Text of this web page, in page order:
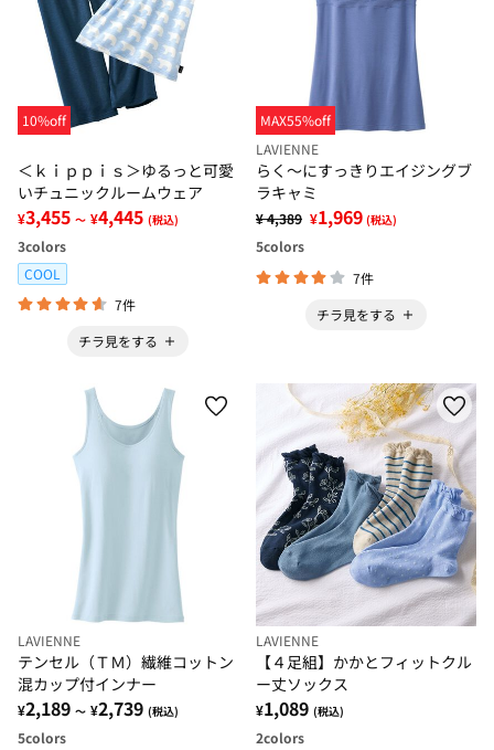
10%off
＜ｋｉｐｐｉｓ＞ゆるっと可愛
いチュニックルームウェア
¥3,455 ～ ¥4,445 (税込)
3colors
COOL
7件
チラ見をする
MAX55%off
LAVIENNE
らく～にすっきりエイジングブ
ラキャミ
¥ 4,389 ¥1,969 (税込)
5colors
7件
チラ見をする
LAVIENNE
テンセル（ＴＭ）繊維コットン
混カップ付インナー
¥2,189 ～ ¥2,739 (税込)
5colors
LAVIENNE
【４足組】かかとフィットクル
ー丈ソックス
¥1,089 (税込)
2colors